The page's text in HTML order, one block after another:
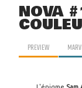
NOVA
PREVIEW